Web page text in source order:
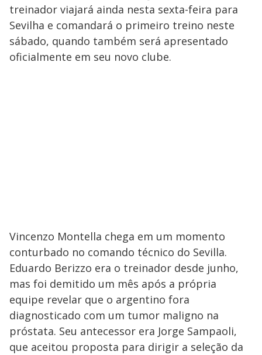
treinador viajará ainda nesta sexta-feira para
Sevilha e comandará o primeiro treino neste
sábado, quando também será apresentado
oficialmente em seu novo clube.
Vincenzo Montella chega em um momento
conturbado no comando técnico do Sevilla.
Eduardo Berizzo era o treinador desde junho,
mas foi demitido um mês após a própria
equipe revelar que o argentino fora
diagnosticado com um tumor maligno na
próstata. Seu antecessor era Jorge Sampaoli,
que aceitou proposta para dirigir a seleção da